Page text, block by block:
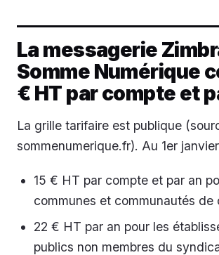
La messagerie
Somme Numérique
€ HT par compte et
La grille tarifaire est publique
sommenumerique.fr). Au 1er
15 € HT par compte et par an
communes et communautés de
22 € HT par an pour les
publics non membres du